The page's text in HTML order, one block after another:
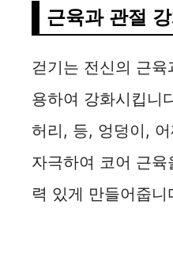
근육과 관절
걷기는 전신의 근
용하여 강화시킵니
허리, 등, 엉덩이,
자극하여 코어 근
력 있게 만들어줍니